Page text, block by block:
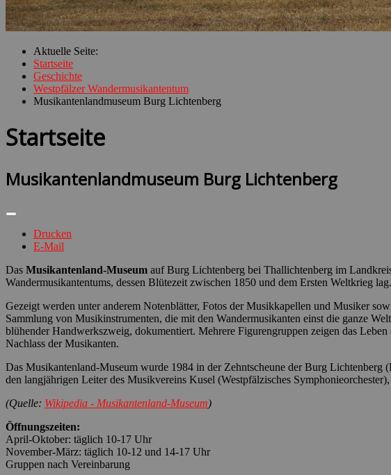
Aktuelle Seite:
Startseite
Geschichte
Westpfälzer Wandermusikantentum
Musikantenlandmuseum Burg Lichtenberg
Startseite
Musikantenlandmuseum Burg Lichtenberg
Drucken
E-Mail
Das Musikantenland-Museum auf Burg Lichtenberg bei Thallichtenberg im
Wandermusikantentums, dessen Blütezeit zwischen 1850 und dem Ersten Weltkrieg lag.
Gezeigt werden unter anderem Notenblätter, Fotos der Musikkapellen und Musiker
Sammlung von Musikinstrumenten, die mit den Wandermusikanten einst die ganze
blühender Handwerkszweig, dokumentiert. Mehrere Figurengruppen zeigen das
Nachlass der Musikanten.
Das Musikantenland-Museum wurde 1984 in der Zehntscheune der Burg
den langjährigen Leiter des Musikvereins Kusel (Westpfälzisches
(Quelle: Wikipedia - Musikantenland-Museum)
Öffnungszeiten:
April-Oktober: täglich 10-17 Uhr
November-März: täglich 10-12 und 14-17 Uhr
Gruppen nach Vereinbarung